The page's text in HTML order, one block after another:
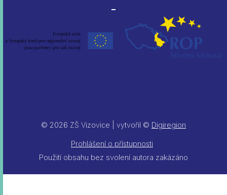
© 2026 ZŠ Vizovice | vytvořil © Digiregion
Prohlášení o přístupnosti
Použití obsahu bez svolení autora zakázáno